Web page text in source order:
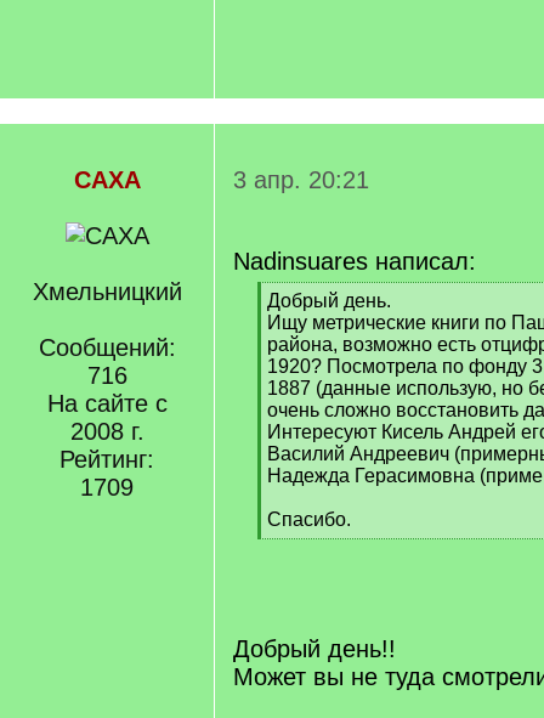
САХА
Хмельницкий
Сообщений:
716
На сайте с
2008 г.
Рейтинг:
1709
3 апр. 20:21
Nadinsuares написал:
[
q
]
Добрый день.
Ищу метрические книги по
района, возможно есть
1920? Посмотрела по фонду
1887 (данные использую, но
очень сложно восстановить
Интересуют Кисель Андрей
Василий Андреевич
Надежда Герасимовна
Спасибо.
[
Добрый день!!
Может вы не туда